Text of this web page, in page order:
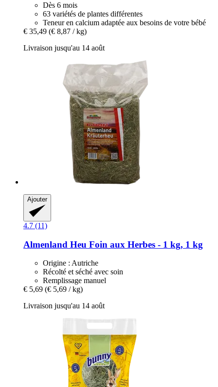
Dès 6 mois
63 variétés de plantes différentes
Teneur en calcium adaptée aux besoins de votre bébé
€ 35,49 (€ 8,87 / kg)
Livraison jusqu'au 14 août
Ajouter
4.7 (11)
Almenland Heu Foin aux Herbes -​ 1 kg, 1 kg
Origine : Autriche
Récolté et séché avec soin
Remplissage manuel
€ 5,69 (€ 5,69 / kg)
Livraison jusqu'au 14 août